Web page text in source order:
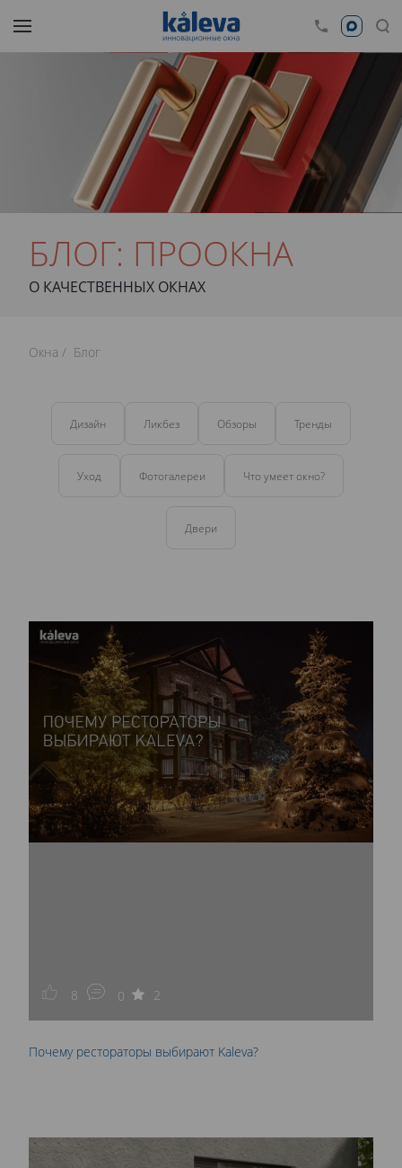
БЛОГ: ПРООКНА
О КАЧЕСТВЕННЫХ ОКНАХ
Окна Блог
Дизайн Ликбез Обзоры Тренды
Уход Фотогалереи Что умеет окно?
Двери
8 0 2
Почему рестораторы выбирают Kaleva?